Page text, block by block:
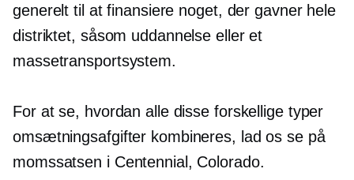
generelt til at finansiere noget, der gavner hele
distriktet, såsom uddannelse eller et
massetransportsystem.
For at se, hvordan alle disse forskellige typer
omsætningsafgifter kombineres, lad os se på
momssatsen i Centennial, Colorado.